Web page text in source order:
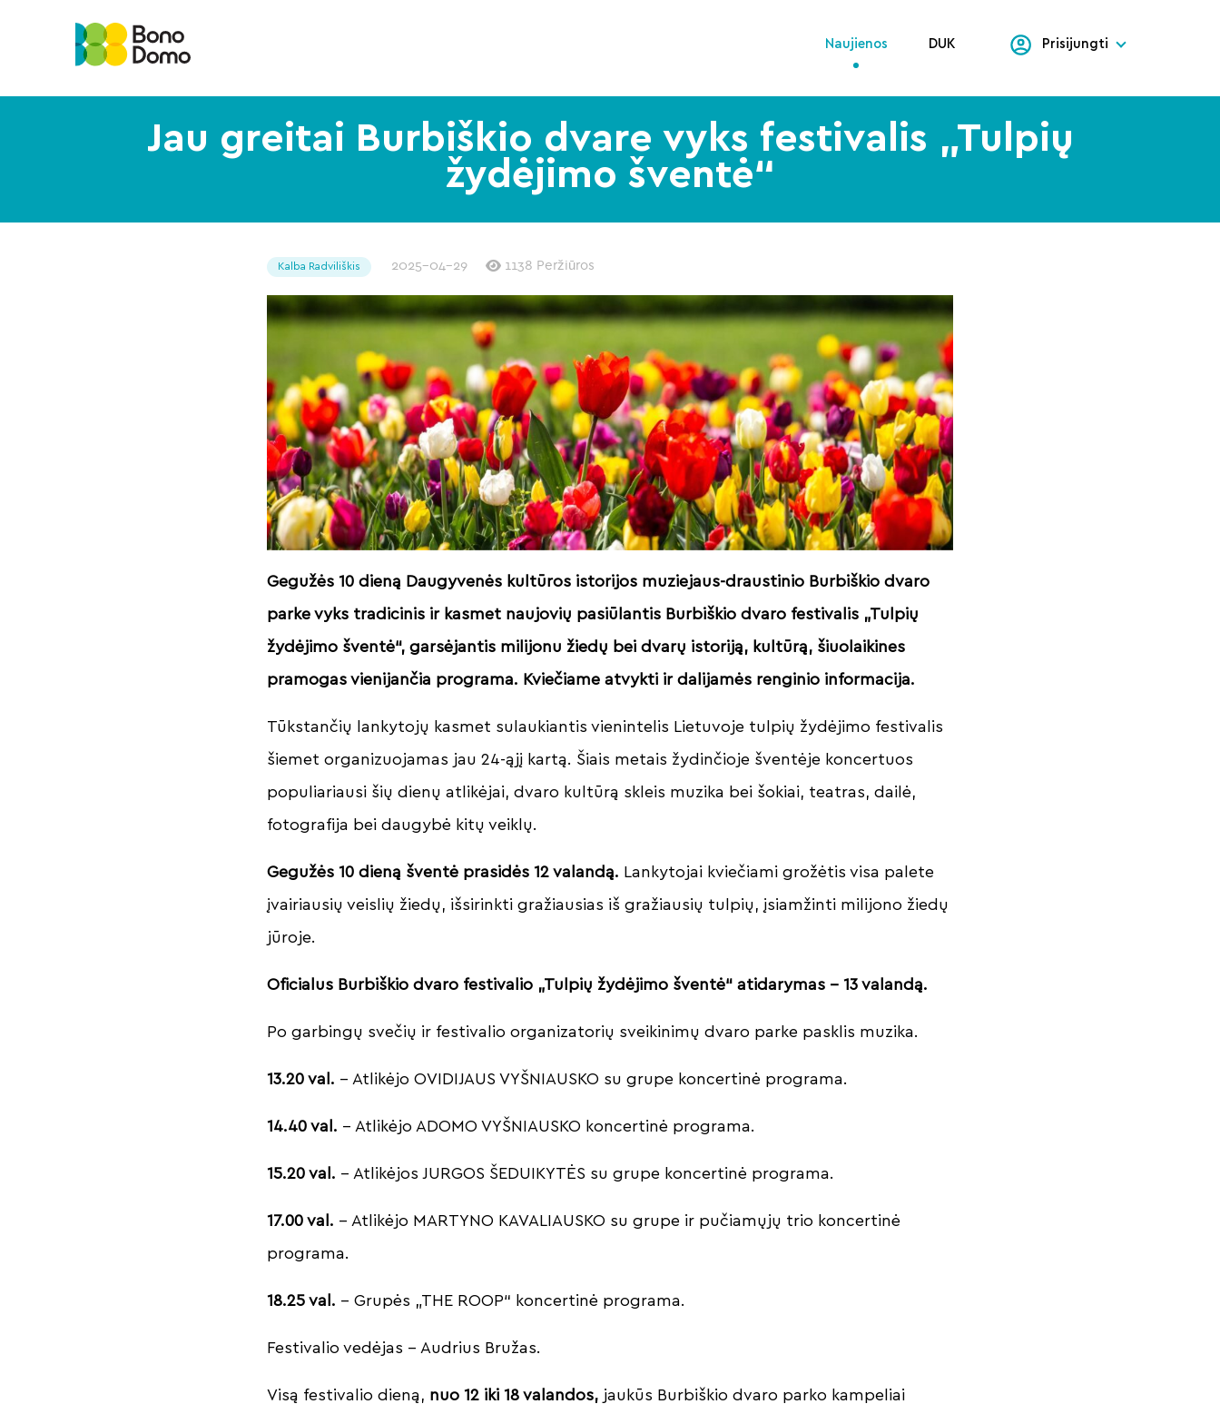
Naujienos DUK Prisijungti
Jau greitai Burbiškio dvare vyks festivalis „Tulpių
žydėjimo šventė“
Kalba Radviliškis 2025-04-29 1138 Peržiūros
Gegužės 10 dieną Daugyvenės kultūros istorijos muziejaus-draustinio Burbiškio dvaro
parke vyks tradicinis ir kasmet naujovių pasiūlantis Burbiškio dvaro festivalis „Tulpių
žydėjimo šventė“, garsėjantis milijonu žiedų bei dvarų istoriją, kultūrą, šiuolaikines
pramogas vienijančia programa. Kviečiame atvykti ir dalijamės renginio informacija.
Tūkstančių lankytojų kasmet sulaukiantis vienintelis Lietuvoje tulpių žydėjimo festivalis
šiemet organizuojamas jau 24-ąjį kartą. Šiais metais žydinčioje šventėje koncertuos
populiariausi šių dienų atlikėjai, dvaro kultūrą skleis muzika bei šokiai, teatras, dailė,
fotografija bei daugybė kitų veiklų.
Gegužės 10 dieną šventė prasidės 12 valandą. Lankytojai kviečiami grožėtis visa palete
įvairiausių veislių žiedų, išsirinkti gražiausias iš gražiausių tulpių, įsiamžinti milijono žiedų
jūroje.
Oficialus Burbiškio dvaro festivalio „Tulpių žydėjimo šventė“ atidarymas – 13 valandą.
Po garbingų svečių ir festivalio organizatorių sveikinimų dvaro parke pasklis muzika.
13.20 val. – Atlikėjo OVIDIJAUS VYŠNIAUSKO su grupe koncertinė programa.
14.40 val. – Atlikėjo ADOMO VYŠNIAUSKO koncertinė programa.
15.20 val. – Atlikėjos JURGOS ŠEDUIKYTĖS su grupe koncertinė programa.
17.00 val. – Atlikėjo MARTYNO KAVALIAUSKO su grupe ir pučiamųjų trio koncertinė
programa.
18.25 val. – Grupės „THE ROOP“ koncertinė programa.
Festivalio vedėjas – Audrius Bružas.
Visą festivalio dieną, nuo 12 iki 18 valandos, jaukūs Burbiškio dvaro parko kampeliai